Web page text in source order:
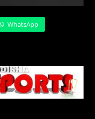
WhatsApp